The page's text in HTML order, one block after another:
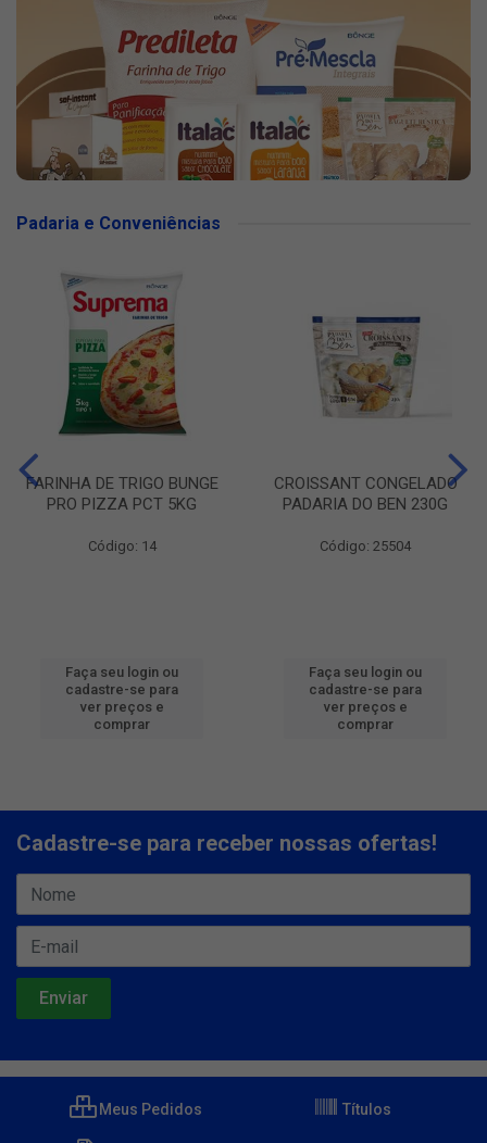
Padaria e Conveniências
FARINHA DE TRIGO BUNGE
PRO PIZZA PCT 5KG
Código: 14
Faça seu login ou
cadastre-se para
ver preços e
comprar
CROISSANT CONGELADO
PADARIA DO BEN 230G
Código: 25504
Faça seu login ou
cadastre-se para
ver preços e
comprar
Cadastre-se para receber nossas ofertas!
Meus Pedidos Títulos